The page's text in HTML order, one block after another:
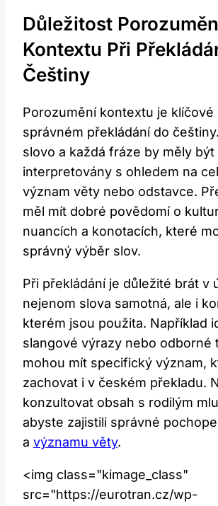
Důležitost
Kontextu Při
Češtiny
Porozumění kontextu je klíčové
správném překládání do
slovo a každá fráze by měly být
interpretovány s ohledem na
význam věty nebo odstavce.
měl mít dobré povědomí o
nuancích a konotacích, které
správný výběr slov.
Při překládání je důležité brát v
nejenom slova samotná, ale i
kterém jsou použita. Například
slangové výrazy nebo odborné
mohou mít specifický význam,
zachovat i v českém překladu.
konzultovat obsah s rodilým
abyste zajistili správné
a významu věty.
<img class="kimage_class"
src="https://eurotran.cz/wp-